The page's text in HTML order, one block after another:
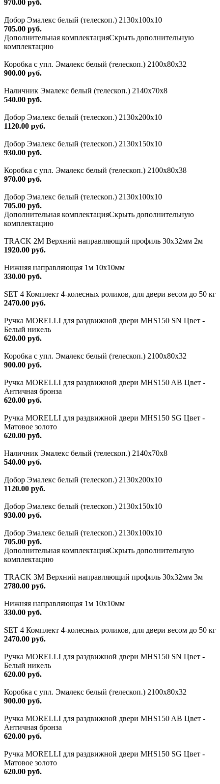
970.00 руб.
Добор Эмалекс белый (телескоп.) 2130х100х10
705.00 руб.
Дополнительная комплектацияСкрыть дополнительную
комплектацию
Коробка с упл. Эмалекс белый (телескоп.) 2100х80х32
900.00 руб.
Наличник Эмалекс белый (телескоп.) 2140x70x8
540.00 руб.
Добор Эмалекс белый (телескоп.) 2130х200х10
1120.00 руб.
Добор Эмалекс белый (телескоп.) 2130х150х10
930.00 руб.
Коробка с упл. Эмалекс белый (телескоп.) 2100х80х38
970.00 руб.
Добор Эмалекс белый (телескоп.) 2130х100х10
705.00 руб.
Дополнительная комплектацияСкрыть дополнительную
комплектацию
TRACK 2M Верхний направляющий профиль 30х32мм 2м
1920.00 руб.
Нижняя направляющая 1м 10х10мм
330.00 руб.
SET 4 Комплект 4-колесных роликов, для двери весом до 50 кг
2470.00 руб.
Ручка MORELLI для раздвижной двери MHS150 SN Цвет -
Белый никель
620.00 руб.
Коробка с упл. Эмалекс белый (телескоп.) 2100х80х32
900.00 руб.
Ручка MORELLI для раздвижной двери MHS150 AB Цвет -
Античная бронза
620.00 руб.
Ручка MORELLI для раздвижной двери MHS150 SG Цвет -
Матовое золото
620.00 руб.
Наличник Эмалекс белый (телескоп.) 2140x70x8
540.00 руб.
Добор Эмалекс белый (телескоп.) 2130х200х10
1120.00 руб.
Добор Эмалекс белый (телескоп.) 2130х150х10
930.00 руб.
Добор Эмалекс белый (телескоп.) 2130х100х10
705.00 руб.
Дополнительная комплектацияСкрыть дополнительную
комплектацию
TRACK 3M Верхний направляющий профиль 30х32мм 3м
2780.00 руб.
Нижняя направляющая 1м 10х10мм
330.00 руб.
SET 4 Комплект 4-колесных роликов, для двери весом до 50 кг
2470.00 руб.
Ручка MORELLI для раздвижной двери MHS150 SN Цвет -
Белый никель
620.00 руб.
Коробка с упл. Эмалекс белый (телескоп.) 2100х80х32
900.00 руб.
Ручка MORELLI для раздвижной двери MHS150 AB Цвет -
Античная бронза
620.00 руб.
Ручка MORELLI для раздвижной двери MHS150 SG Цвет -
Матовое золото
620.00 руб.